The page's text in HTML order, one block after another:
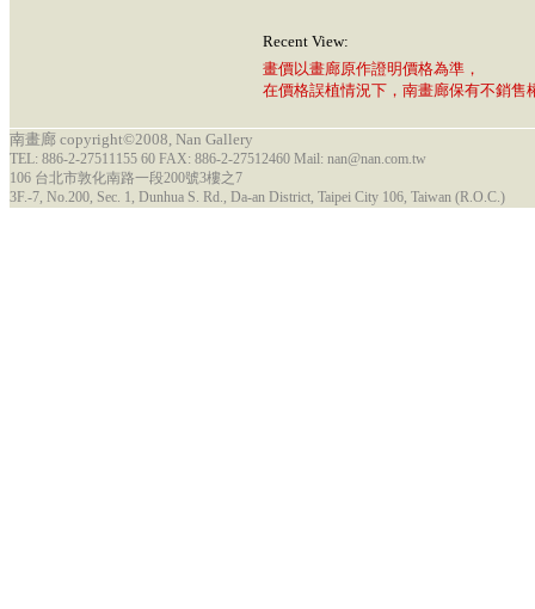
Recent View:
畫價以畫廊原作證明價格為準，
在價格誤植情況下，南畫廊保有不銷售
南畫廊 copyright©2008, Nan Gallery
TEL: 886-2-27511155 60 FAX: 886-2-27512460 Mail: nan@nan.com.tw
106 台北市敦化南路一段200號3樓之7
3F.-7, No.200, Sec. 1, Dunhua S. Rd., Da-an District, Taipei City 106, Taiwan (R.O.C.)